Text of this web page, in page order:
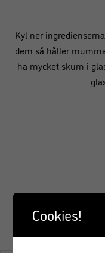
Kyl ner
dem så håller
ha mycket skum i
Cookies!